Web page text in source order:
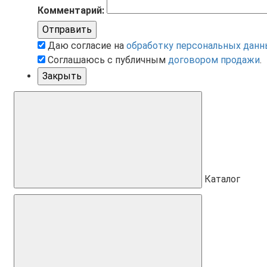
Комментарий:
Отправить
Даю согласие на обработку персональных
Соглашаюсь с публичным договором продажи.
Закрыть
Каталог